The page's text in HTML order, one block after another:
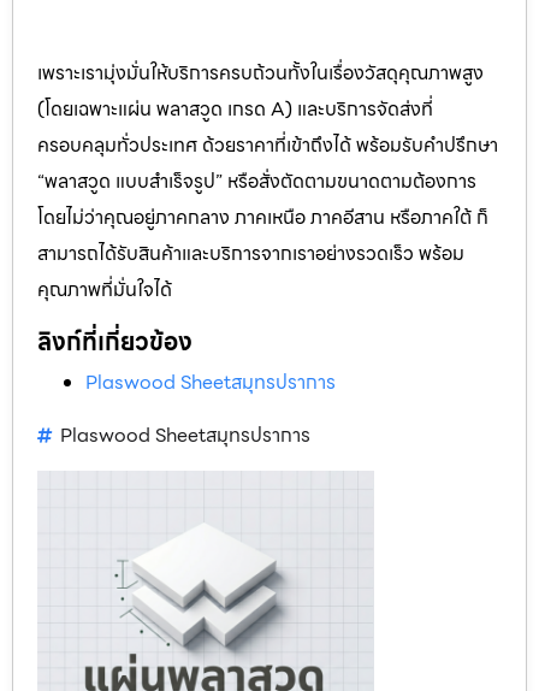
เพราะเรามุ่งมั่นให้บริการครบถ้วนทั้งในเรื่องวัสดุคุณภาพสูง
(โดยเฉพาะแผ่น พลาสวูด เกรด A) และบริการจัดส่งที่
ครอบคลุมทั่วประเทศ ด้วยราคาที่เข้าถึงได้ พร้อมรับคำปรึกษา
“พลาสวูด แบบสำเร็จรูป” หรือสั่งตัดตามขนาดตามต้องการ
โดยไม่ว่าคุณอยู่ภาคกลาง ภาคเหนือ ภาคอีสาน หรือภาคใต้ ก็
สามารถได้รับสินค้าและบริการจากเราอย่างรวดเร็ว พร้อม
คุณภาพที่มั่นใจได้
ลิงก์ที่เกี่ยวข้อง
Plaswood Sheetสมุทรปราการ
Plaswood Sheetสมุทรปราการ